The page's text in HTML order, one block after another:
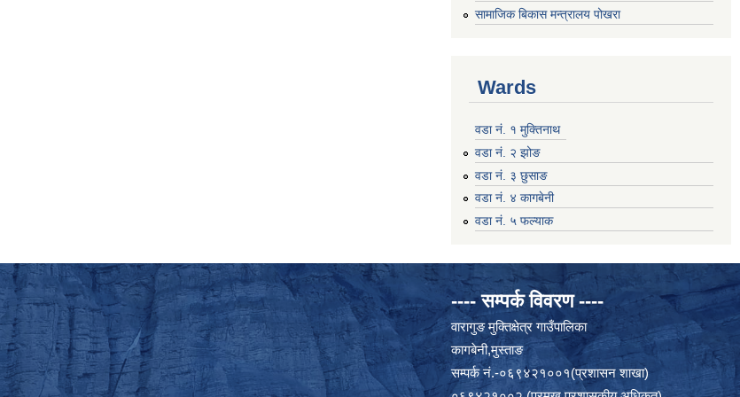
सामाजिक बिकास मन्त्रालय पोखरा
Wards
वडा नं. १ मुक्तिनाथ
वडा नं. २ झोङ
वडा नं. ३ छुसाङ
वडा नं. ४ कागबेनी
वडा नं. ५ फल्याक
---- सम्पर्क विवरण ----
वारागुङ मुक्तिक्षेत्र गाउँपालिका
कागबेनी,मुस्ताङ
सम्पर्क नं.-०६९४२१००१(प्रशासन शाखा)